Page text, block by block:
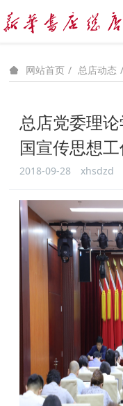
网站首页 总店动态
总店党委理
国宣传思想
2018-09-28 xhsdzd